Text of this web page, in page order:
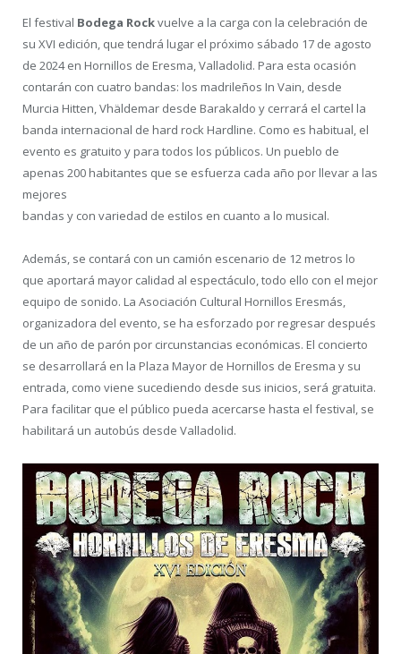
El festival Bodega Rockvuelve a la carga con la celebración de
su XVI edición, que tendrá lugar el próximo sábado 17 de agosto
de 2024 en Hornillos de Eresma, Valladolid. Para esta ocasión
contarán con cuatro bandas: los madrileños In Vain, desde
Murcia Hitten, Vhäldemar desde Barakaldo y cerrará el cartel la
banda internacional de hard rock Hardline. Como es habitual, el
evento es gratuito y para todos los públicos. Un pueblo de
apenas 200 habitantes que se esfuerza cada año por llevar a las
mejores
bandas y con variedad de estilos en cuanto a lo musical.
Además, se contará con un camión escenario de 12 metros lo
que aportará mayor calidad al espectáculo, todo ello con el mejor
equipo de sonido. La Asociación Cultural Hornillos Eresmás,
organizadora del evento, se ha esforzado por regresar después
de un año de parón por circunstancias económicas. El concierto
se desarrollará en la Plaza Mayor de Hornillos de Eresma y su
entrada, como viene sucediendo desde sus inicios, será gratuita.
Para facilitar que el público pueda acercarse hasta el festival, se
habilitará un autobús desde Valladolid.